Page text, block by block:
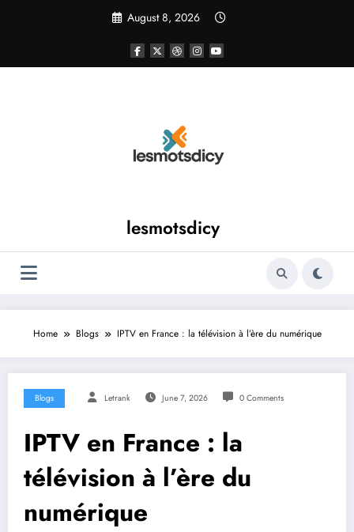
August 8, 2026
lesmotsdicy
Home Blogs IPTV en France : la télévision à l’ère du numérique
Blogs Letrank June 7, 2026 0 Comments
IPTV en France : la
télévision à l’ère du
numérique